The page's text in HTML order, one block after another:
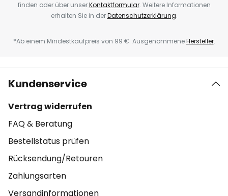
finden oder über unserKontaktformular. Weitere Informationen
erhalten Sie in derDatenschutzerklärung.
*Ab einem Mindestkaufpreis von 99 €. AusgenommeneHersteller.
Kundenservice
Vertrag widerrufen
FAQ & Beratung
Bestellstatus prüfen
Rücksendung/Retouren
Zahlungsarten
Versandinformationen